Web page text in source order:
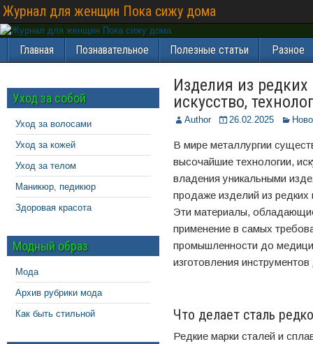
Журнал для женщин Пока сижу дома
Главная Познавательное Полезные статьи Разное
Изделия из
искусство,
Author 26.02.2025
В мире металлургии
высочайшие технологии,
владения уникальными
продаже изделий из
Эти материалы,
применение в самых
промышленности до
изготовления
Что делает сталь
Редкие марки сталей и
Уход за собой
Уход за волосами
Уход за кожей
Уход за телом
Маникюр, педикюр
Здоровая красота
Модный образ
Мода
Архив рубрики мода
Как быть стильной